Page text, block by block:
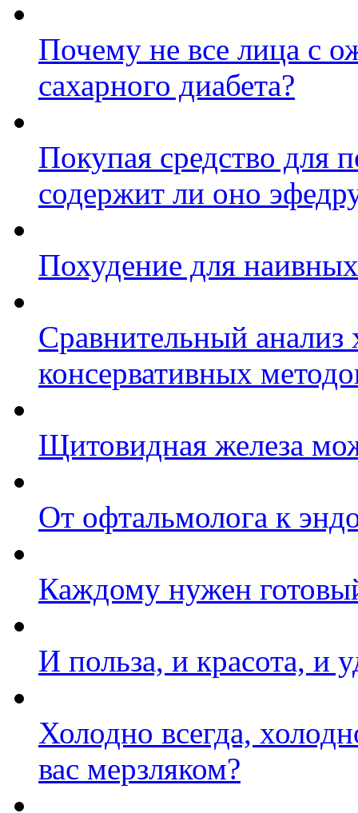
Почему не все лица с
сахарного диабета?
Покупая средство для
содержит ли оно
Похудение для наивных
Сравнительный анализ
консервативных
Щитовидная железа
От офтальмолога к
Каждому нужен
И польза, и красота, и
Холодно всегда,
вас мерзляком?